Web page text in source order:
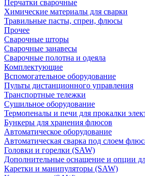
Перчатки сварочные
Химические материалы для сварки
Травильные пасты, спреи, флюсы
Прочее
Сварочные шторы
Сварочные занавесы
Сварочные полотна и одеяла
Комплектующие
Вспомогательное оборудование
Пульты дистанционного управления
Транспортные тележки
Сушильное оборудование
Термопеналы и печи для прокалки
Бункеры для хранения флюсов
Автоматическое оборудование
Автоматическая сварка под слоем
Головки и горелки (SAW)
Дополнительные оснащение и опции
Каретки и манипуляторы (SAW)